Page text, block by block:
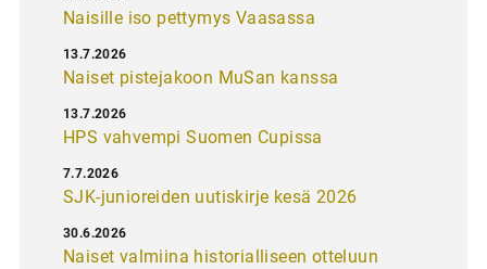
Naisille iso pettymys Vaasassa
Naiset pistejakoon MuSan kanssa
13.7.2026
HPS vahvempi Suomen Cupissa
13.7.2026
SJK-junioreiden uutiskirje kesä 2026
7.7.2026
Naiset valmiina historialliseen otteluun
30.6.2026